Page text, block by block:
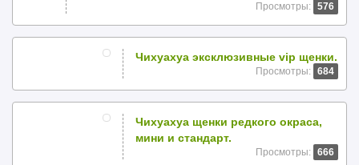
Просмотры: 576
Чихуахуа эксклюзивные vip щенки.
Просмотры: 684
Чихуахуа щенки редкого окраса,
мини и стандарт.
Просмотры: 666